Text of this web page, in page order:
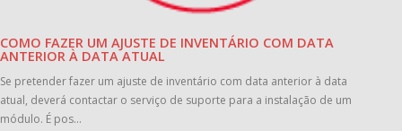
COMO FAZER UM AJUSTE DE INVENTÁRIO COM DATA
ANTERIOR À DATA ATUAL
Se pretender fazer um ajuste de inventário com data anterior à data
atual, deverá contactar o serviço de suporte para a instalação de um
módulo. É pos...